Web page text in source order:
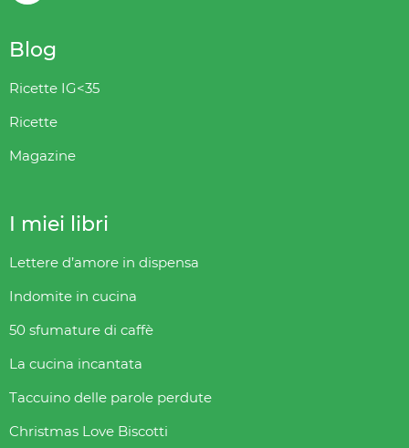
Blog
Ricette IG<35
Ricette
Magazine
I miei libri
Lettere d’amore in dispensa
Indomite in cucina
50 sfumature di caffè
La cucina incantata
Taccuino delle parole perdute
Christmas Love Biscotti